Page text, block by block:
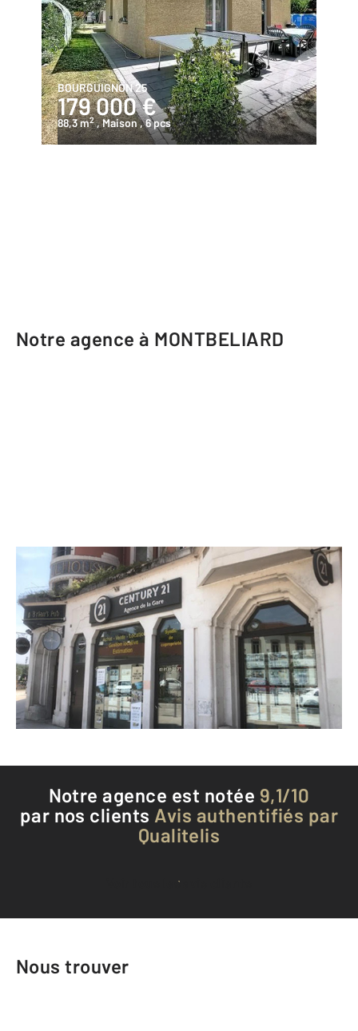
BOURGUIGNON 25
179 000 €
88,3 m2 , Maison, 6 pcs
Notre agence à MONTBELIARD
CENTURY 21 Agence de la Gare
17 place du Général de Gaulle
MONTBELIARD - 25200
Envoyer un message
Téléphoner à l'agence
Notre agence est notée 9,1/10
par nos clients Avis authentifiés par
Qualitelis
Voir tous les avis clients
Nous trouver